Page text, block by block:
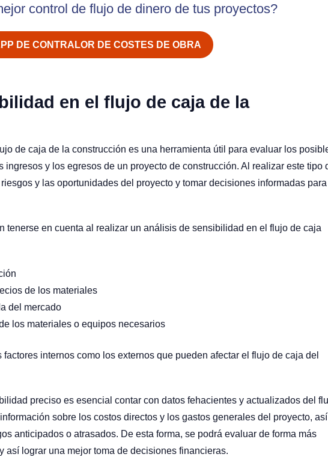
control de flujo de dinero de tus proyectos?
DE CONTRALOR DE COSTES DE OBRA
en el flujo de caja de la
de caja de la construcción es una herramienta útil para evaluar los
ingresos y los egresos de un proyecto de construcción. Al realizar este tipo
y las oportunidades del proyecto y tomar decisiones informadas para
tenerse en cuenta al realizar un análisis de sensibilidad en el flujo de caja
de los materiales
del mercado
los materiales o equipos necesarios
internos como los externos que pueden afectar el flujo de caja del
preciso es esencial contar con datos fehacientes y actualizados del
sobre los costos directos y los gastos generales del proyecto, así
anticipados o atrasados. De esta forma, se podrá evaluar de forma más
así lograr una mejor toma de decisiones financieras.